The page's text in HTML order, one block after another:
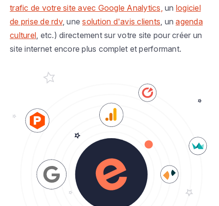
trafic de votre site avec Google Analytics, un logiciel
de prise de rdv, unesolution d'avis clients, unagenda
culturel, etc.) directement sur votre site pour créer un
site internet encore plus complet et performant.